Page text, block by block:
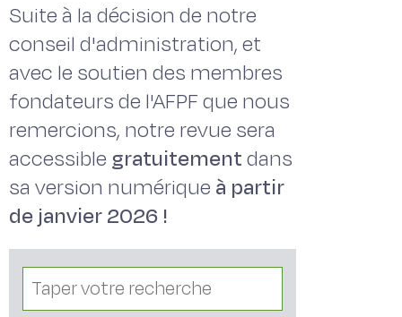
Suite à la décision de notre
conseil d'administration, et
avec le soutien des membres
fondateurs de l'AFPF que nous
remercions, notre revue sera
accessible gratuitementdans
sa version numérique à partir
de janvier 2026 !